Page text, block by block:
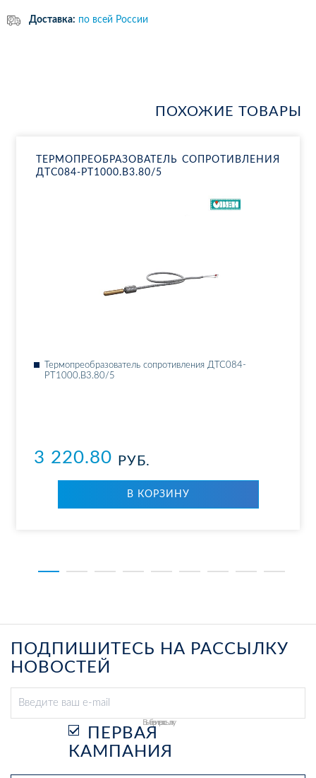
Доставка: по всей России
ПОХОЖИЕ ТОВАРЫ
ТЕР­МО­ПРЕ­ОБ­РА­ЗО­ВА­ТЕЛЬ СО­ПРО­ТИВ­ЛЕ­НИЯ
ДТ­С084-РТ1000.В3.80/5
Тер­мо­пре­об­ра­зо­ва­тель со­про­тив­ле­ния ДТ­С084-
РТ1000.В3.80/5
3 220.80 РУБ.
В КОР­ЗИ­НУ
ПОДПИШИТЕСЬ НА РАССЫЛКУ
НОВОСТЕЙ
Выберите рассылку
ПЕРВАЯ
КАМПАНИЯ